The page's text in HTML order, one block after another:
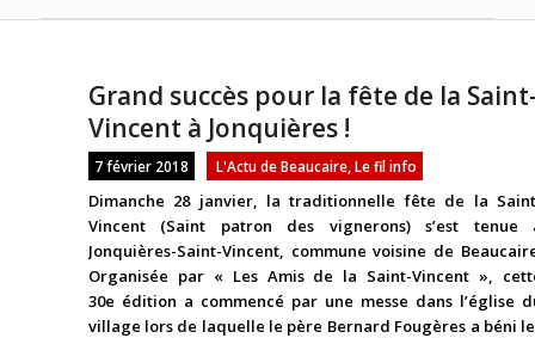
Grand succès pour la fête de la
Vincent à Jonquières !
7 février 2018 L'Actu de Beaucaire, Le fil info
Dimanche 28 janvier, la traditionnelle fête de la
Vincent (Saint patron des vignerons) s’est tenue
Jonquières-Saint-Vincent, commune voisine de
Organisée par « Les Amis de la Saint-Vincent »,
30e édition a commencé par une messe dans l’église
village lors de laquelle le père Bernard Fougères a béni